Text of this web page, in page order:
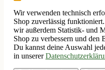
Wir verwenden technisch
Shop zuverlässig
wir außerdem Statistik- und
Shop zu verbessern und den
Du kannst deine Auswahl
in unserer